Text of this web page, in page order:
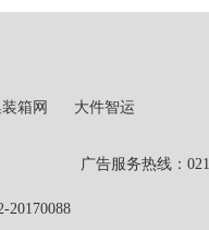
箱网
大件智运
司 广告服务热线：021-
20170088